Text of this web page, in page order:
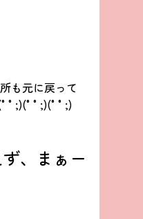
も元に戻って
、まぁー